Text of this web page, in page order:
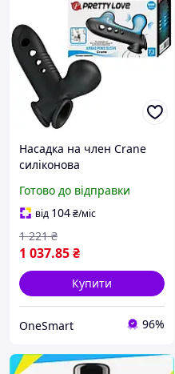
Насадка на член Crane
силіконова
і одиночних користувачів
для нових відчуттів
Готово до відправки
від 104₴/міс
1 037.85₴
1 221 ₴
Купити
OneSmart 96%